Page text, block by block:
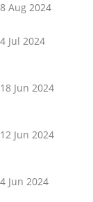
8 Aug 2024
4 Jul 2024
18 Jun 2024
12 Jun 2024
4 Jun 2024